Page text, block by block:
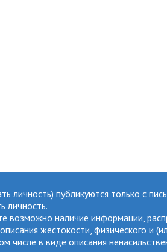
публикуются только с
личность.
возможно наличие информации,
жестокости, физического и
в виде описания